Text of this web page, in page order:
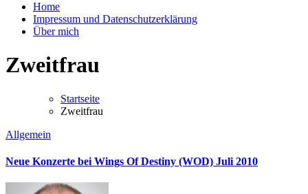
Home
Impressum und Datenschutzerklärung
Über mich
Zweitfrau
Startseite
Zweitfrau
Allgemein
Neue Konzerte bei Wings Of Destiny (WOD) Juli 2010